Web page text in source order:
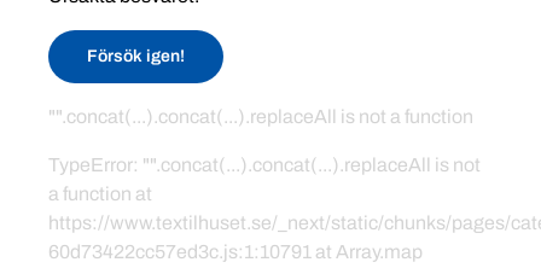
Försök igen!
"".concat(...).concat(...).replaceAll is not a function
TypeError: "".concat(...).concat(...).replaceAll is not
a function at
https://www.textilhuset.se/_next/static/chunks/pages/
60d73422cc57ed3c.js:1:10791 at Array.map